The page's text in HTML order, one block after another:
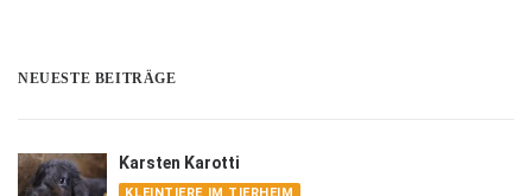
NEUESTE BEITRÄGE
Karsten Karotti